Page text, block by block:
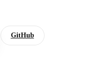
GitHub